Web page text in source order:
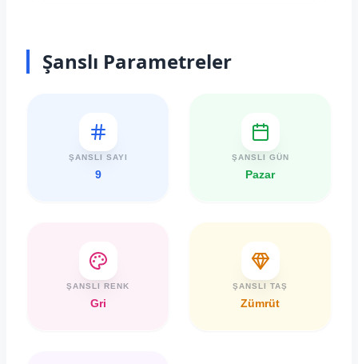
Şanslı Parametreler
ŞANSLI SAYI
9
ŞANSLI GÜN
Pazar
ŞANSLI RENK
Gri
ŞANSLI TAŞ
Zümrüt